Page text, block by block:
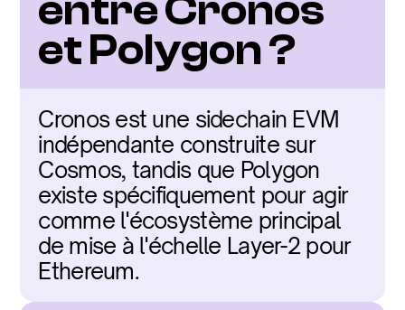
entre Cronos
et Polygon ?
Cronos est une sidechain EVM
indépendante construite sur
Cosmos, tandis que Polygon
existe spécifiquement pour agir
comme l'écosystème principal
de mise à l'échelle Layer-2 pour
Ethereum.